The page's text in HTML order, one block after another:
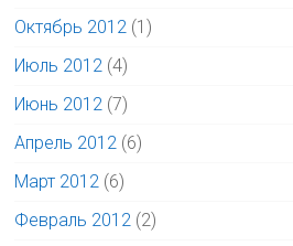
Октябрь 2012 (1)
Июль 2012 (4)
Июнь 2012 (7)
Апрель 2012 (6)
Март 2012 (6)
Февраль 2012 (2)